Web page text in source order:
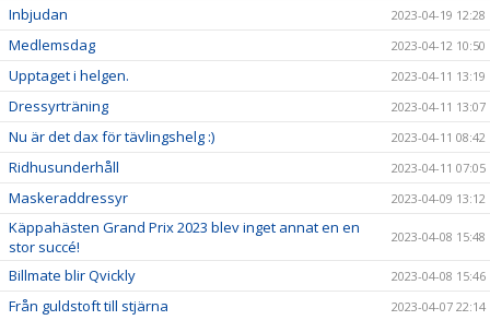
Inbjudan 2023-04-19 12:28
Medlemsdag 2023-04-12 10:50
Upptaget i helgen. 2023-04-11 13:19
Dressyrträning 2023-04-11 13:07
Nu är det dax för tävlingshelg :) 2023-04-11 08:42
Ridhusunderhåll 2023-04-11 07:05
Maskeraddressyr 2023-04-09 13:12
Käppahästen Grand Prix 2023 blev inget annat en en
stor succé!
2023-04-08 15:48
Billmate blir Qvickly 2023-04-08 15:46
Från guldstoft till stjärna 2023-04-07 22:14